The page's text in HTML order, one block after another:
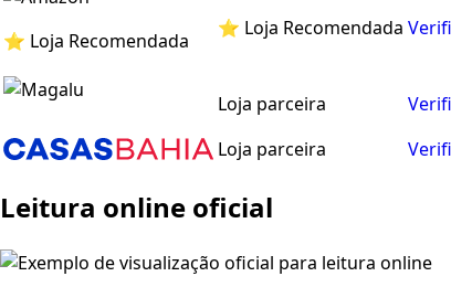
⭐ Loja Recomendada
⭐ Loja Recomendada
Loja parceira
Loja parceira
Leitura online oficial